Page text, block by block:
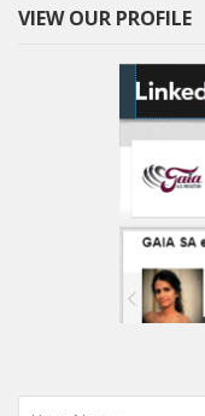
VIEW OUR PROFILE